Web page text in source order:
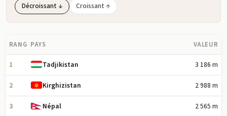
Décroissant ↓ Croissant ↑
RANG PAYS VALEUR
1 Tadjikistan 3 186 m
2 Kirghizistan 2 988 m
3 Népal 2 565 m